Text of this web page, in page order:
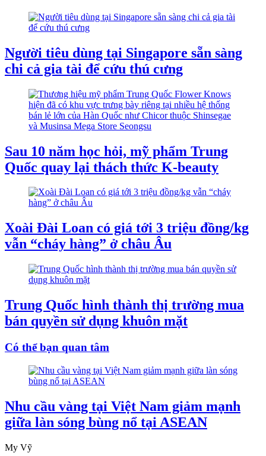
Người tiêu dùng tại Singapore sẵn sàng
chi cả gia tài để cứu thú cưng
Sau 10 năm học hỏi, mỹ phẩm Trung
Quốc quay lại thách thức K-beauty
Xoài Đài Loan có giá tới 3 triệu đồng/kg
vẫn “cháy hàng” ở châu Âu
Trung Quốc hình thành thị trường mua
bán quyền sử dụng khuôn mặt
Có thể bạn quan tâm
Nhu cầu vàng tại Việt Nam giảm mạnh
giữa làn sóng bùng nổ tại ASEAN
My Vỹ